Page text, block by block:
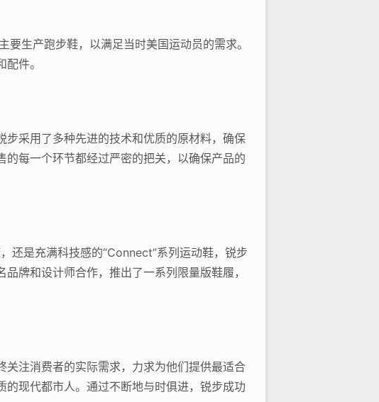
生产跑步鞋，以满足当时美国运动员的需求。
件。
采用了多种先进的技术和优质的原材料，确保
每一个环节都经过严密的把关，以确保产品的
还是充满科技感的“Connect”系列运动鞋，锐步
牌和设计师合作，推出了一系列限量版鞋履，
注消费者的实际需求，力求为他们提供最适合
现代都市人。通过不断地与时俱进，锐步成功